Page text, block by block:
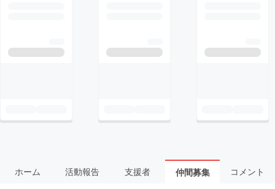
ホーム 活動報告 支援者 仲間募集 コメント